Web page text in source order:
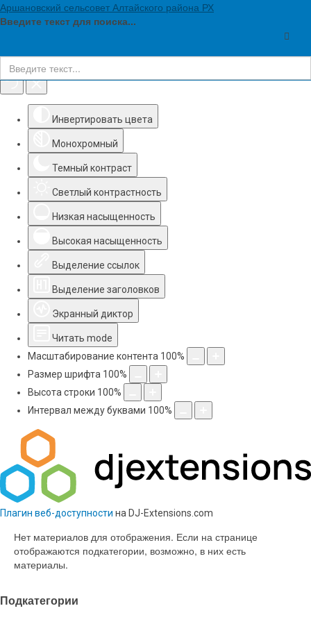
Инструменты доступности
Инвертировать цвета
Монохромный
Темный контраст
Светлый контрастность
Низкая насыщенность
Высокая насыщенность
Выделение ссылок
Выделение заголовков
Экранный диктор
Читать mode
Масштабирование контента 100%
Размер шрифта 100%
Высота строки 100%
Интервал между буквами 100%
Плагин веб-доступности на DJ-Extensions.com
Аршановский сельсовет Алтайского района РХ
Введите текст для поиска...
Нет материалов для отображения. Если на странице
отображаются подкатегории, возможно, в них есть
материалы.
Подкатегории